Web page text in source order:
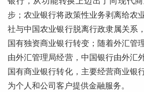
步；农业银行将政策性业务剥离给农
社与中国农业银行脱离行政隶属关系
国有独资商业银行转变；随着外汇管
由外汇管理局经营，中国银行由外汇
国有商业银行转化，主要经营商业银
为个人和公司客户提供金融服务。